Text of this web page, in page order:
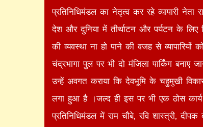
प्रतिनिधिमंडल का नेतृत्व कर रहे व्यापारी
देश और दुनिया में तीर्थाटन और पर्यटन के लिए
की व्यवस्था ना हो पाने की वजह से
चंद्रभागा पुल पर भी दो मंजिला पार्किंग बनाए
उन्हें अवगत कराया कि देवभूमि के चहुमुखी
लगा हुआ है ।जल्द ही इस पर भी एक ठोस कार्य
प्रतिनिधिमंडल में राम चौबे, रवि शास्त्री,